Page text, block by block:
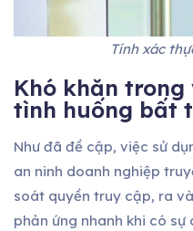
Tính xác
Khó khăn
tình huống bất
Như đã đề cập, việc sử
an ninh doanh nghiệp
soát quyền truy cập, ra
phản ứng nhanh khi có